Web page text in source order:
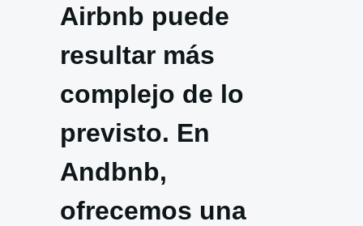
Airbnb puede
resultar más
complejo de lo
previsto. En
Andbnb,
ofrecemos una